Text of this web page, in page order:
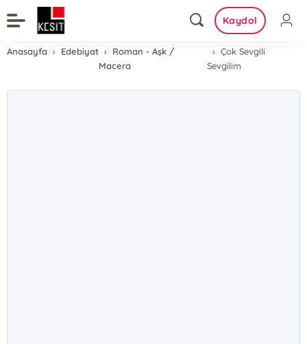
Kaydol
Anasayfa Edebiyat
Roman - Aşk /
Macera
Çok Sevgili
Sevgilim